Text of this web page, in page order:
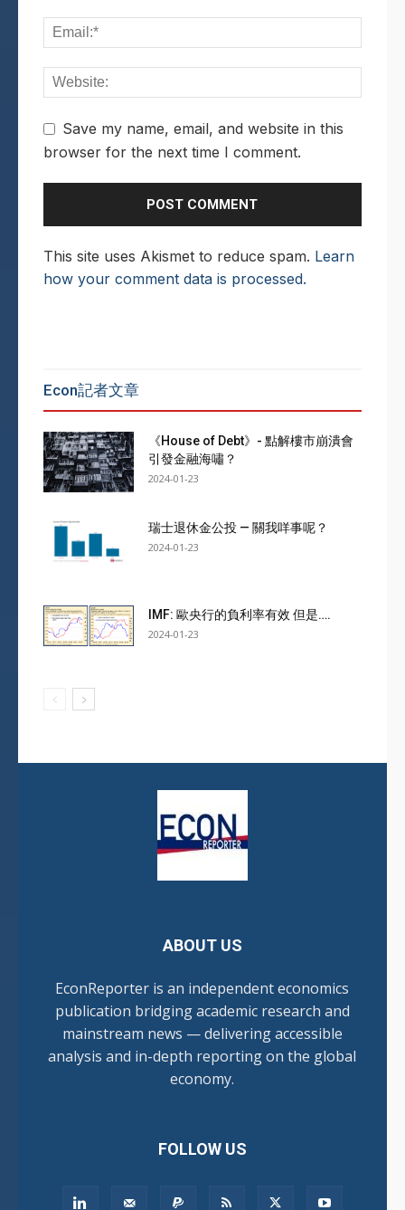
Save my name, email, and website in this
browser for the next time I comment.
This site uses Akismet to reduce spam. Learn
how your comment data is processed.
Econ記者文章
《House of Debt》- 點解樓市崩潰會
引發金融海嘯？
2024-01-23
瑞士退休金公投 — 關我咩事呢？
2024-01-23
IMF: 歐央行的負利率有效 但是….
2024-01-23
ABOUT US
EconReporter is an independent economics
publication bridging academic research and
mainstream news — delivering accessible
analysis and in-depth reporting on the global
economy.
FOLLOW US